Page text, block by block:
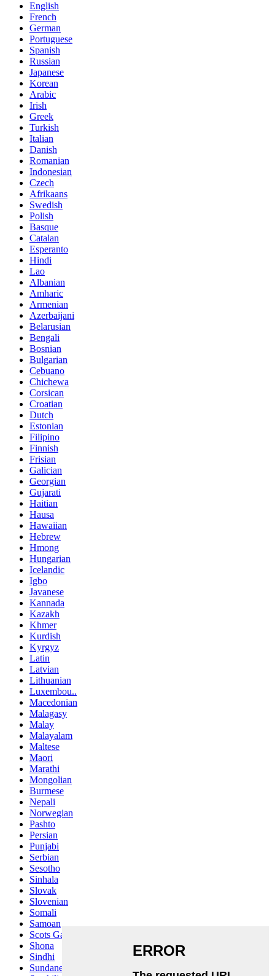
English
French
German
Portuguese
Spanish
Russian
Japanese
Korean
Arabic
Irish
Greek
Turkish
Italian
Danish
Romanian
Indonesian
Czech
Afrikaans
Swedish
Polish
Basque
Catalan
Esperanto
Hindi
Lao
Albanian
Amharic
Armenian
Azerbaijani
Belarusian
Bengali
Bosnian
Bulgarian
Cebuano
Chichewa
Corsican
Croatian
Dutch
Estonian
Filipino
Finnish
Frisian
Galician
Georgian
Gujarati
Haitian
Hausa
Hawaiian
Hebrew
Hmong
Hungarian
Icelandic
Igbo
Javanese
Kannada
Kazakh
Khmer
Kurdish
Kyrgyz
Latin
Latvian
Lithuanian
Luxembou..
Macedonian
Malagasy
Malay
Malayalam
Maltese
Maori
Marathi
Mongolian
Burmese
Nepali
Norwegian
Pashto
Persian
Punjabi
Serbian
Sesotho
Sinhala
Slovak
Slovenian
Somali
Samoan
Scots Gaelic
Shona
Sindhi
Sundanese